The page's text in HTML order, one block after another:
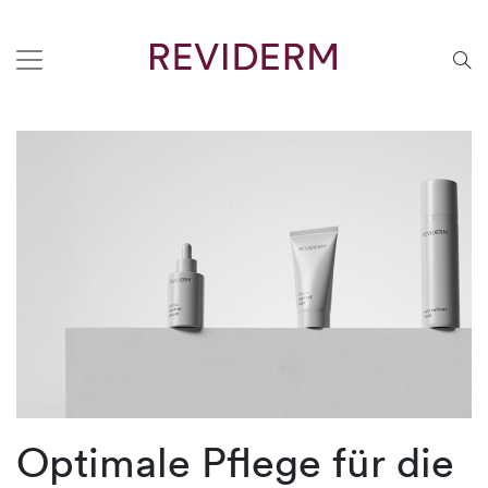
Optimale Pflege für die